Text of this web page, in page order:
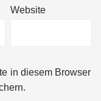
Website
in diesem Browser